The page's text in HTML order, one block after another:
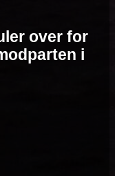
over for
i